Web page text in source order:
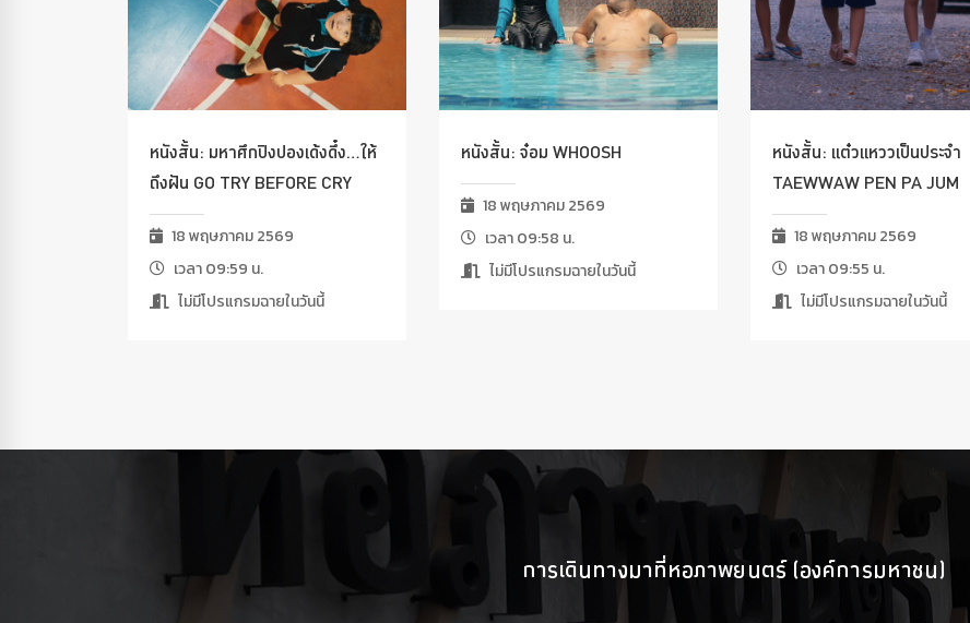
หนังสั้น: มหาศึกปิงปองเด้งดึ๋ง…ให้
ถึงฝัน GO TRY BEFORE CRY
18 พฤษภาคม 2569
เวลา 09:59 น.
ไม่มีโปรแกรมฉายในวันนี้
หนังสั้น: จ๋อม WHOOSH
18 พฤษภาคม 2569
เวลา 09:58 น.
ไม่มีโปรแกรมฉายในวันนี้
หนังสั้น: แต๋วแหววเป็นประจำ
TAEWWAW PEN PA JUM
18 พฤษภาคม 2569
เวลา 09:55 น.
ไม่มีโปรแกรมฉายในวันนี้
การเดินทางมาที่หอภาพยนตร์ (องค์การมหาชน)